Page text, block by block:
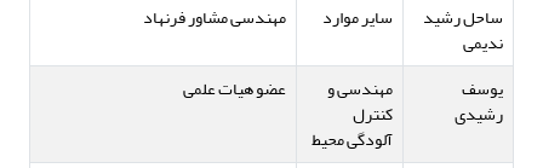
ساحل رشید
ندیمی
سایر موارد مهندسی مشاور فرنهاد
یوسف
رشیدی
مهندسی و
کنترل
آلودگی محیط
عضو هیات علمی